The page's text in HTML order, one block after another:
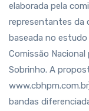
elaborada pela
representantes da
baseada no
Comissão Nacional
Sobrinho. A
bandas